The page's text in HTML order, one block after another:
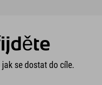
se dostat do cíle.